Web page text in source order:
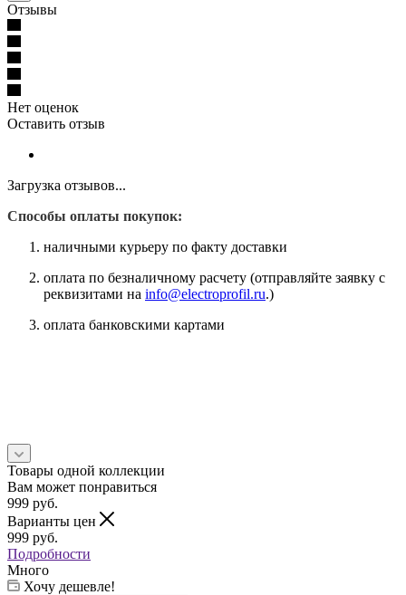
Отзывы
Нет оценок
Оставить отзыв
Загрузка отзывов...
Способы оплаты покупок:
наличными курьеру по факту доставки
оплата по безналичному расчету (отправляйте заявку с
реквизитами на info@electroprofil.ru.)
оплата банковскими картами
Товары одной коллекции
Вам может понравиться
999 руб.
Варианты цен
999 руб.
Подробности
Много
Хочу дешевле!